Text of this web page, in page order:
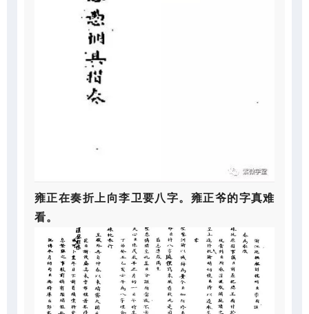
雍正在奏折上向李卫要八字。雍正爷的字真难
看。